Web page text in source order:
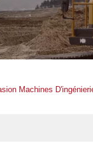
Machines